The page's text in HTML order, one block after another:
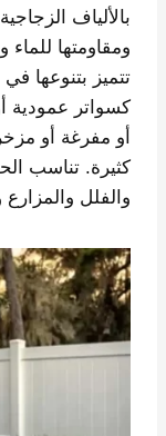
بالألياف
ومقاومتها للماء
تتميز بتنوعها
كسواتر عمودية
أو مفرغة أو
كثيرة. تناسب
والفلل